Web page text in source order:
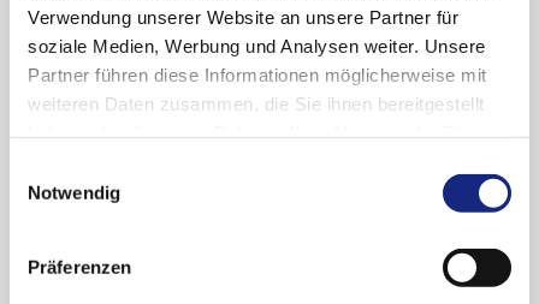
Verwendung unserer Website an unsere Partner für
soziale Medien, Werbung und Analysen weiter. Unsere
Partner führen diese Informationen möglicherweise mit
weiteren Daten zusammen, die Sie ihnen bereitgestellt
Cookies, wenn Sie unsere Webseite weiterhin
Notwendig
Präferenzen
Links
Anmeldung Newsletter "Drug Safety Mail"
Newsletter-Archiv "Drug Safety Mail"
(UAW)